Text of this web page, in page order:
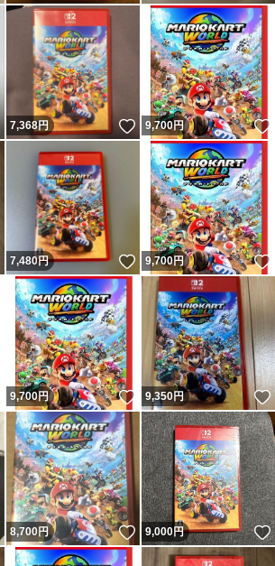
いいね！
7,368円 いいね！
9,700円
いいね！
7,480円 いいね！
9,700円
いいね！
9,700円 いいね！
9,350円
いいね！
8,700円 いいね！
9,000円